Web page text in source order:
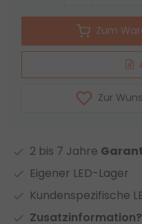
Zum
Zur
2 bis 7 Jahre
Eigener LED-Lager
Kundenspezifische
Zusatzinformation?